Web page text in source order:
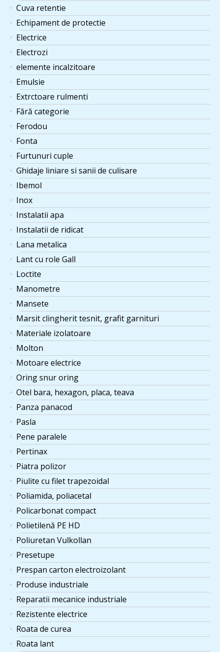
Cuva retentie
Echipament de protectie
Electrice
Electrozi
elemente incalzitoare
Emulsie
Extrctoare rulmenti
Fără categorie
Ferodou
Fonta
Furtunuri cuple
Ghidaje liniare si sanii de culisare
Ibemol
Inox
Instalatii apa
Instalatii de ridicat
Lana metalica
Lant cu role Gall
Loctite
Manometre
Mansete
Marsit clingherit tesnit, grafit garnituri
Materiale izolatoare
Molton
Motoare electrice
Oring snur oring
Otel bara, hexagon, placa, teava
Panza panacod
Pasla
Pene paralele
Pertinax
Piatra polizor
Piulite cu filet trapezoidal
Poliamida, poliacetal
Policarbonat compact
Polietilenă PE HD
Poliuretan Vulkollan
Presetupe
Prespan carton electroizolant
Produse industriale
Reparatii mecanice industriale
Rezistente electrice
Roata de curea
Roata lant